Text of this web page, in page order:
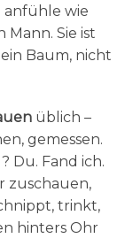
anfühle wie
Mann. Sie ist
Baum, nicht
üblich –
gemessen.
Du. Fand ich.
zuschauen,
trinkt,
hinters Ohr